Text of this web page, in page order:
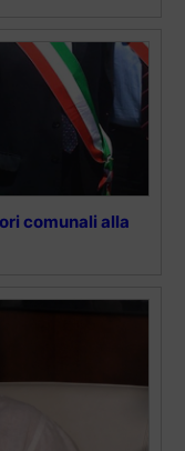
comunali alla